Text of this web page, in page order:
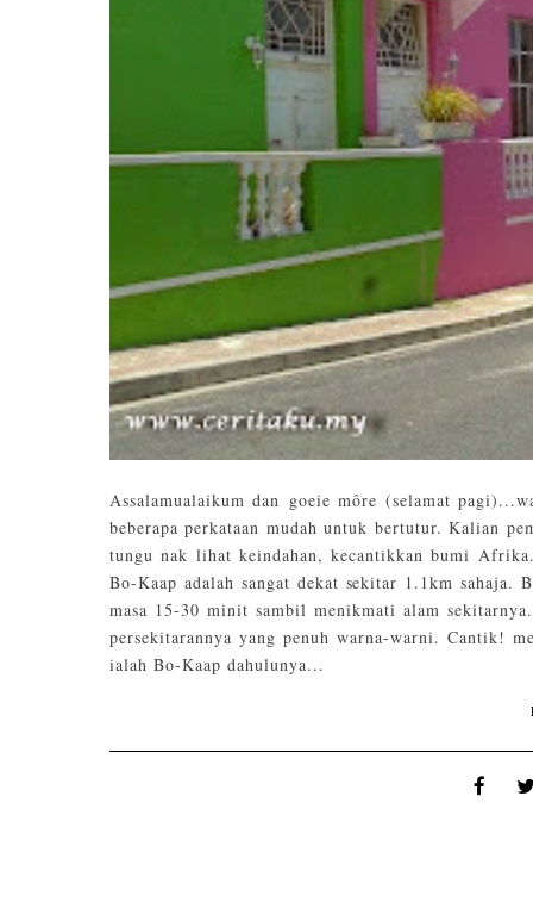
Assalamualaikum dan goeie môre (selamat
beberapa perkataan mudah untuk bertutur. Kalian
tungu nak lihat keindahan, kecantikkan bumi
Bo-Kaap adalah sangat dekat sekitar 1.1km
masa 15-30 minit sambil menikmati alam
persekitarannya yang penuh warna-warni. Cantik!
ialah Bo-Kaap dahulunya...